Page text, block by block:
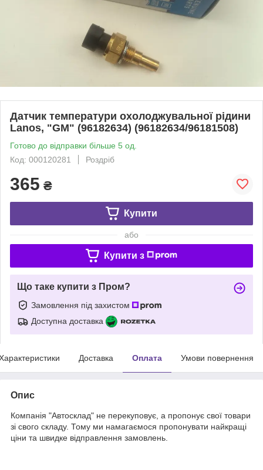
Датчик температури охолоджувальної рідини
Lanos, "GM" (96182634) (96182634/96181508)
Готово до відправки більше 5 од.
Код: 000120281
Роздріб
365 ₴
Купити
або
Купити з
Що таке купити з Пром?
Замовлення під захистом
Доступна доставка
Доставка Оплата Умови повернення
Опис
Компанія "Автосклад" не перекуповує, а пропонує свої товари
зі свого складу. Тому ми намагаємося пропонувати найкращі
ціни та швидке відправлення замовлень.